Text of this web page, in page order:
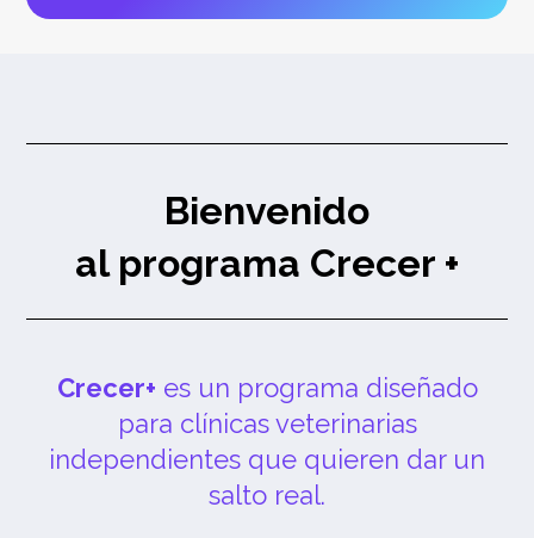
Bienvenido
al programa Crecer +
Crecer+ es un programa diseñado
para clínicas veterinarias
independientes que quieren dar un
salto real.